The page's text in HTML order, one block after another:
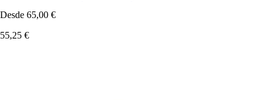
Desde 65,00 €
55,25 €